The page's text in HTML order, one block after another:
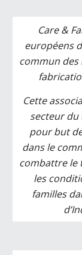
Care &
européens
commun des
Cette
secteur du
pour but
dans le
combattre le
les
familles